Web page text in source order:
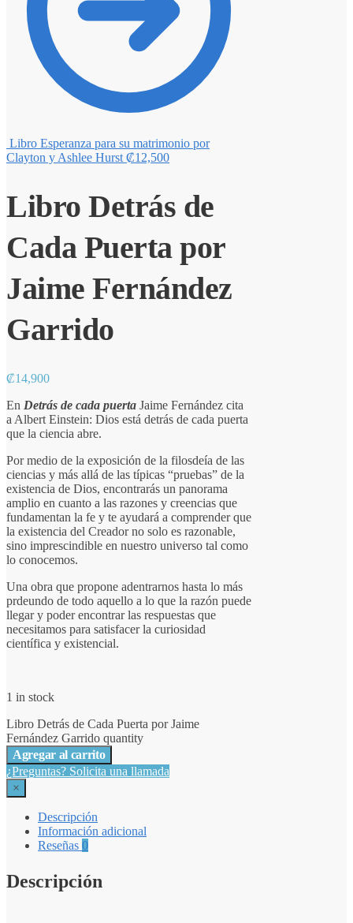
Libro Esperanza para su matrimonio por
Clayton y Ashlee Hurst ₡12,500
Libro Detrás de
Cada Puerta por
Jaime Fernández
Garrido
₡14,900
En Detrás de cada puerta Jaime Fernández cita
a Albert Einstein: Dios está detrás de cada puerta
que la ciencia abre.
Por medio de la exposición de la filosdeía de las
ciencias y más allá de las típicas “pruebas” de la
existencia de Dios, encontrarás un panorama
amplio en cuanto a las razones y creencias que
fundamentan la fe y te ayudará a comprender que
la existencia del Creador no solo es razonable,
sino imprescindible en nuestro universo tal como
lo conocemos.
Una obra que propone adentrarnos hasta lo más
prdeundo de todo aquello a lo que la razón puede
llegar y poder encontrar las respuestas que
necesitamos para satisfacer la curiosidad
científica y existencial.
1 in stock
Libro Detrás de Cada Puerta por Jaime
Fernández Garrido quantity
Agregar al carrito
¿Preguntas? Solicita una llamada
×
Descripción
Información adicional
Reseñas 0
Descripción